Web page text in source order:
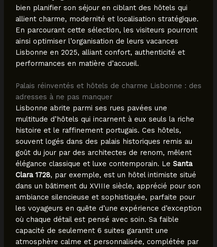
bien planifier son séjour en ciblant des hôtels qui
allient charme, modernité et localisation stratégique.
En parcourant cette sélection, les visiteurs pourront
ainsi optimiser l’organisation de leurs vacances
Lisbonne en 2025, alliant confort, authenticité et
performances en matière d’accueil.
Palais réinventés et hôtels de charme Lisbonne : des
adresses à ne pas manquer
Lisbonne abrite parmi ses rues pavées une
multitude d’hôtels qui incarnent à eux seuls la riche
histoire et le raffinement portugais. Ces hôtels,
souvent logés dans des palais historiques remis au
goût du jour par des architectes de renom, mêlent
élégance classique et luxe contemporain. Le Santa
Clara 1728, par exemple, est un hôtel intimiste situé
dans un bâtiment du XVIIIe siècle, apprécié pour son
ambiance silencieuse et sophistiquée, parfaite pour
les voyageurs en quête d’une expérience d’exception
où chaque détail est pensé avec soin. Sa faible
capacité de seulement 6 suites garantit une
atmosphère calme et personnalisée, complétée par